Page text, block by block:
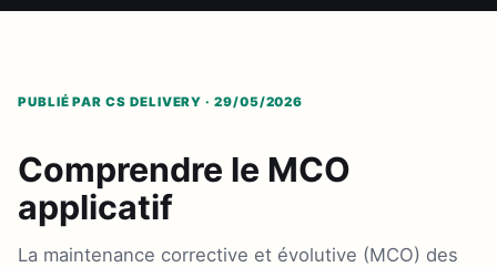
PUBLIÉ PAR CS DELIVERY · 29/05/2026
Comprendre le MCO
applicatif
La maintenance corrective et évolutive (MCO) des